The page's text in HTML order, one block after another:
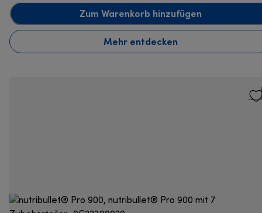
Zum Warenkorb hinzufügen
Mehr entdecken